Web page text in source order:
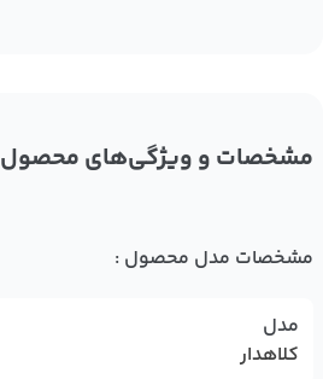
مشخصات و ویژگی‌های محصول
مشخصات مدل محصول :
مدل
کلاهدار